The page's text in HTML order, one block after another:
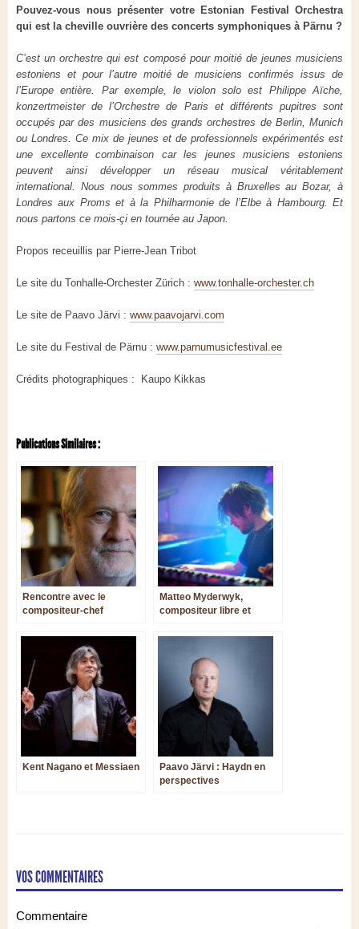
Pouvez-vous nous présenter votre Estonian Festival Orchestra
qui est la cheville ouvrière des concerts symphoniques à Pärnu ?
C’est un orchestre qui est composé pour moitié de jeunes musiciens
estoniens et pour l’autre moitié de musiciens confirmés issus de
l’Europe entière. Par exemple, le violon solo est Philippe Aïche,
konzertmeister de l’Orchestre de Paris et différents pupitres sont
occupés par des musiciens des grands orchestres de Berlin, Munich
ou Londres. Ce mix de jeunes et de professionnels expérimentés est
une excellente combinaison car les jeunes musiciens estoniens
peuvent ainsi développer un réseau musical véritablement
international. Nous nous sommes produits à Bruxelles au Bozar, à
Londres aux Proms et à la Philharmonie de l’Elbe à Hambourg. Et
nous partons ce mois-çi en tournée au Japon.
Propos receuillis par Pierre-Jean Tribot
Le site du Tonhalle-Orchester Zürich : www.tonhalle-orchester.ch
Le site de Paavo Järvi : www.paavojarvi.com
Le site du Festival de Pärnu : www.parnumusicfestival.ee
Crédits photographiques : Kaupo Kikkas
Publications Similaires :
Rencontre avec le
compositeur-chef
Matteo Myderwyk,
compositeur libre et
Kent Nagano et Messiaen
Paavo Järvi : Haydn en
perspectives
VOS COMMENTAIRES
Commentaire